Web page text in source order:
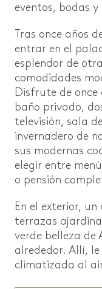
eventos, bodas y
Tras once años
entrar en el
esplendor de
comodidades
Disfrute de once
baño privado,
televisión, sala
invernadero de
sus modernas
elegir entre
o pensión
En el exterior,
terrazas
verde belleza de
alrededor. Allí,
climatizada al